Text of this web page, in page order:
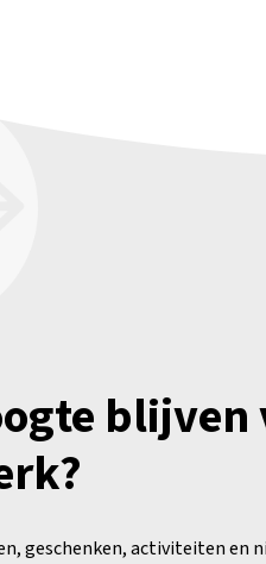
blijven
geschenken, activiteiten en